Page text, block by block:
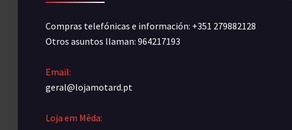
Compras telefónicas e información: +351 279882128
Otros asuntos llaman: 964217193
Email:
geral@lojamotard.pt
Loja em Mêda: